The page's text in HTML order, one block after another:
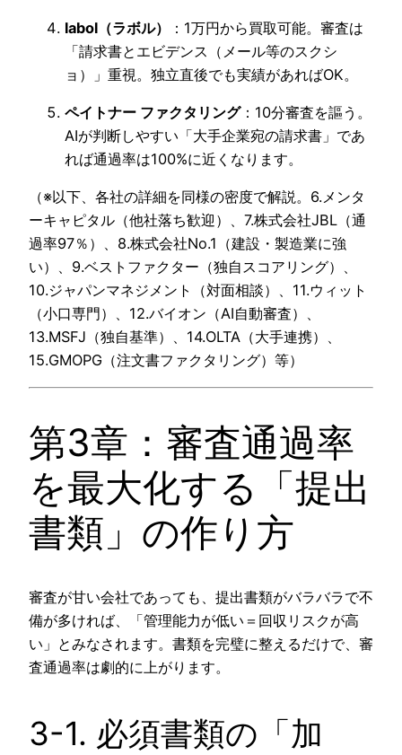
labol（ラボル）
：1万円から買取可能。審査は
「請求書とエビデンス（メール等のスクシ
ョ）」重視。独立直後でも実績があればOK。
ペイトナー ファクタリング：10分審査を謳う。
AIが判断しやすい「大手企業宛の請求書」であ
れば通過率は100%に近くなります。
（※以下、各社の詳細を同様の密度で解説。6.メンタ
ーキャピタル（他社落ち歓迎）、7.株式会社JBL（通
過率97％）、8.株式会社No.1（建設・製造業に強
い）、9.ベストファクター（独自スコアリング）、
10.ジャパンマネジメント（対面相談）、11.ウィット
（小口専門）、12.バイオン（AI自動審査）、
13.MSFJ（独自基準）、14.OLTA（大手連携）、
15.GMOPG（注文書ファクタリング）等）
第3章：審査通過率
を最大化する「提出
書類」の作り方
審査が甘い会社であっても、提出書類がバラバラで不
備が多ければ、「管理能力が低い＝回収リスクが高
い」とみなされます。書類を完璧に整えるだけで、審
査通過率は劇的に上がります。
3-1. 必須書類の「加